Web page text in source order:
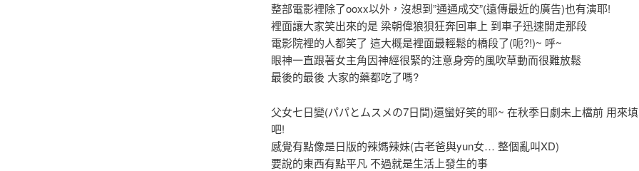
整部電影裡除了ooxx以外，沒想到”通通成交”(遠傳最近的廣告)也有演耶!
裡面讓大家笑出來的是 梁朝偉狼狽狂奔回車上 到車子迅速開走那段
電影院裡的人都笑了 這大概是裡面最輕鬆的橋段了(呃?!)~ 呼~
眼神一直跟著女主角因神經很緊的注意身旁的風吹草動而很難放鬆
最後的最後 大家的藥都吃了嗎?
父女七日變(パパとムスメの7日間)還蠻好笑的耶~ 在秋季日劇未上檔前 用來
吧!
感覺有點像是日版的辣媽辣妹(古老爸與yun女… 整個亂叫XD)
要說的東西有點平凡 不過就是生活上發生的事